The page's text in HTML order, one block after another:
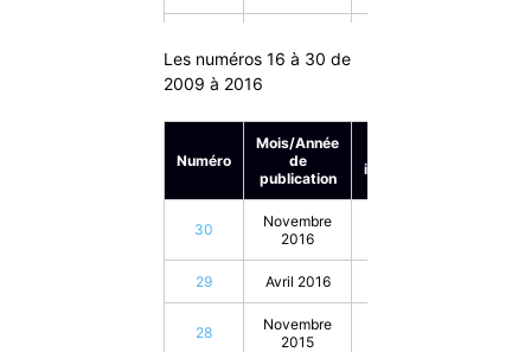
2019
35
Novembre
2018
33 Avril 2018
Novembre
2017
31 Avril 2017
Les numéros 16 à 30 de
2009 à 2016
Numéro
Mois/Année
de
publication
inventaire
30
Novembre
2016
29 Avril 2016
28
Novembre
2015